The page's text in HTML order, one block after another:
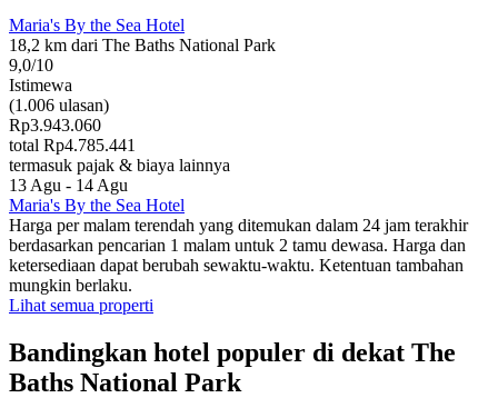
Maria's By the Sea Hotel
18,2 km dari The Baths National Park
9,0/10
Istimewa
(1.006 ulasan)
Rp3.943.060
total Rp4.785.441
termasuk pajak & biaya lainnya
13 Agu - 14 Agu
Maria's By the Sea Hotel
Harga per malam terendah yang ditemukan dalam 24 jam terakhir
berdasarkan pencarian 1 malam untuk 2 tamu dewasa. Harga dan
ketersediaan dapat berubah sewaktu-waktu. Ketentuan tambahan
mungkin berlaku.
Lihat semua properti
Bandingkan hotel populer di dekat The
Baths National Park